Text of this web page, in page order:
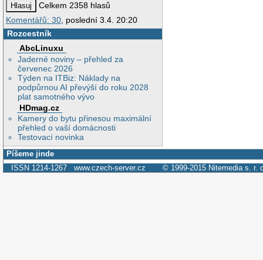
Celkem 2358 hlasů
Komentářů: 30, poslední 3.4. 20:20
Rozcestník
AbcLinuxu
Jaderné noviny – přehled za
červenec 2026
Týden na ITBiz: Náklady na
podpůrnou AI převýší do roku 2028
plat samotného vývo
HDmag.cz
Kamery do bytu přinesou maximální
přehled o vaší domácnosti
Testovací novinka
Píšeme jinde
ISSN 1214-1267 www.czech-server.cz © 1999-2015 Nitemedia s. r.